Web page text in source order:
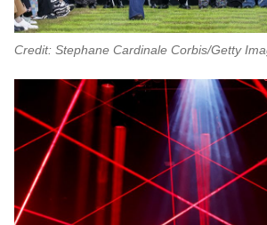
Credit: Stephane Cardinale Corbis/Getty